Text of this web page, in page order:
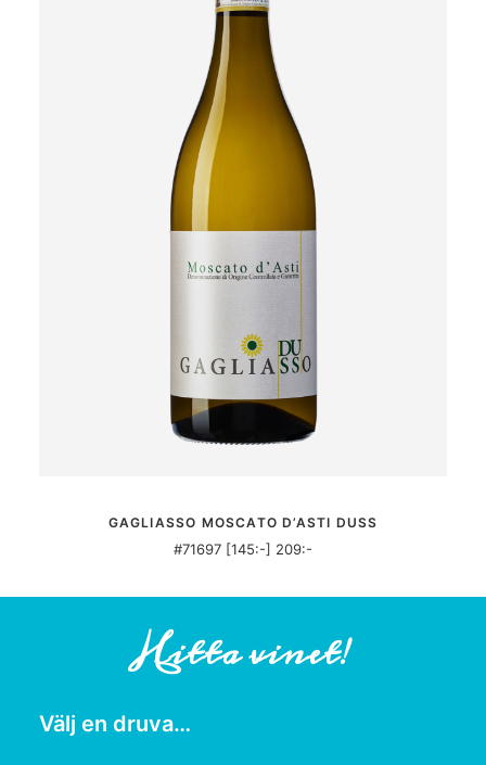
GAGLIASSO MOSCATO D’ASTI DUSS
#71697 [145:-] 209:-
Hitta vinet!
Välj en druva…